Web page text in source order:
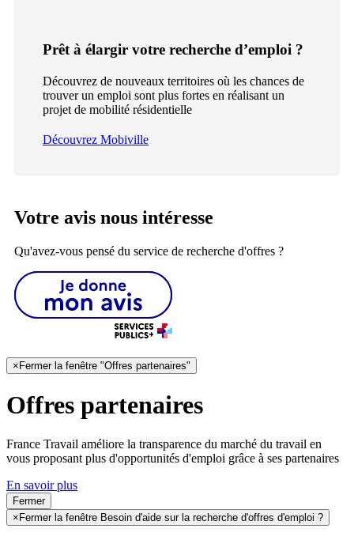
Prêt à élargir votre recherche d’emploi ?
Découvrez de nouveaux territoires où les chances de
trouver un emploi sont plus fortes en réalisant un
projet de mobilité résidentielle
Découvrez Mobiville
Votre avis nous intéresse
Qu'avez-vous pensé du service de recherche d'offres ?
× Fermer la fenêtre "Offres partenaires"
Offres partenaires
France Travail améliore la transparence du marché du travail en
vous proposant plus d'opportunités d'emploi grâce à ses partenaires
En savoir plus
Fermer
×Fermer la fenêtre Besoin d'aide sur la recherche d'offres d'emploi ?